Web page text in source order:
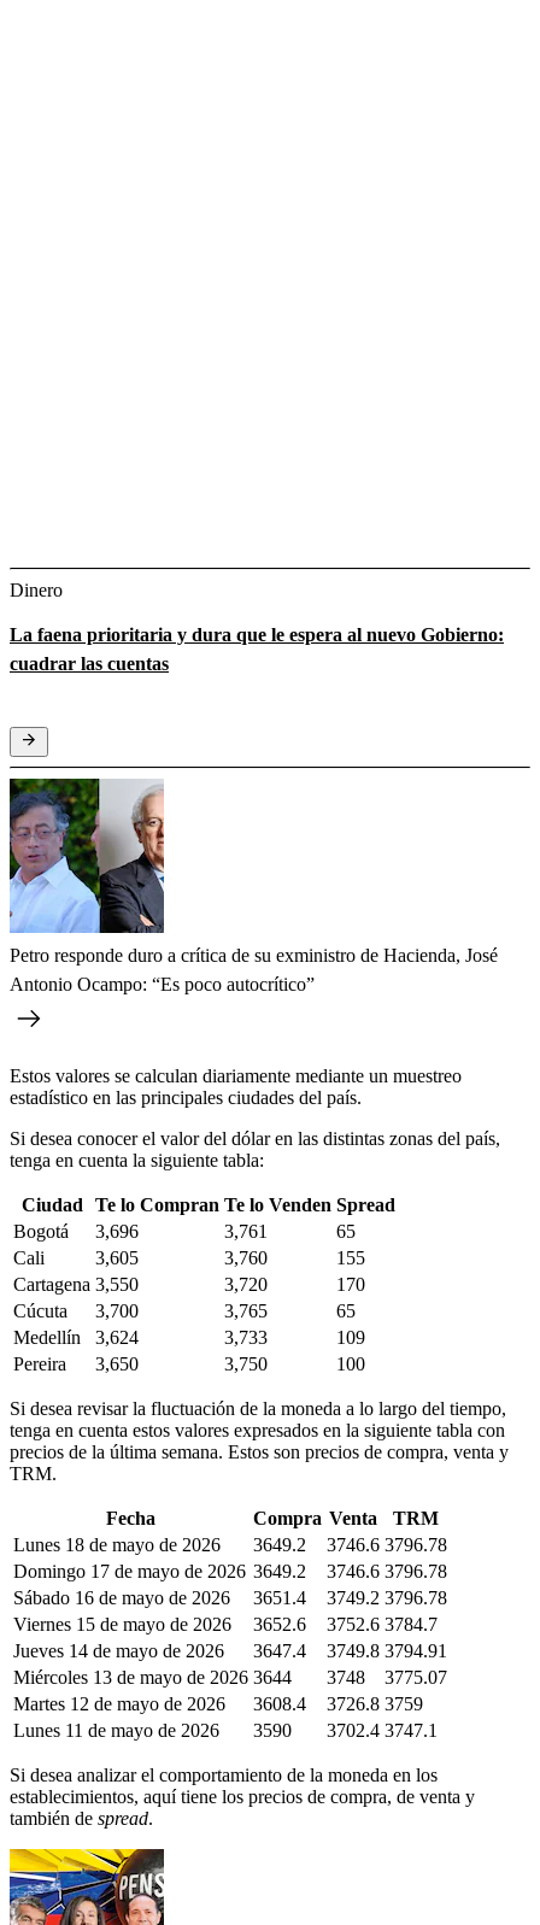
Dinero
La faena prioritaria y dura que le espera al nuevo Gobierno:
cuadrar las cuentas
Petro responde duro a crítica de su exministro de Hacienda, José
Antonio Ocampo: “Es poco autocrítico”
Estos valores se calculan diariamente mediante un muestreo
estadístico en las principales ciudades del país.
Si desea conocer el valor del dólar en las distintas zonas del país,
tenga en cuenta la siguiente tabla:
Ciudad Te lo Compran Te lo Venden Spread
Bogotá
3,696 3,761
65
Cali
3,605 3,760
155
Cartagena 3,550 3,720
170
Cúcuta
3,700 3,765
65
Medellín
3,624 3,733
109
Pereira
3,650 3,750 100
Si desea revisar la fluctuación de la moneda a lo largo del tiempo,
tenga en cuenta estos valores expresados en la siguiente tabla con
precios de la última semana. Estos son precios de compra, venta y
TRM.
Fecha Compra Venta
TRM
Lunes 18 de mayo de 2026
3649.2 3746.6 3796.78
Domingo 17 de mayo de 2026 3649.2 3746.6 3796.78
Sábado 16 de mayo de 2026
3651.4 3749.2 3796.78
Viernes 15 de mayo de 2026
3652.6 3752.6 3784.7
Jueves 14 de mayo de 2026
3647.4 3749.8 3794.91
Miércoles 13 de mayo de 2026 3644 3748
3775.07
Martes 12 de mayo de 2026
3608.4 3726.8 3759
Lunes 11 de mayo de 2026
3590 3702.4 3747.1
Si desea analizar el comportamiento de la moneda en los
establecimientos, aquí tiene los precios de compra, de venta y
también de spread.